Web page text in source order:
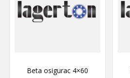
Beta osigurac 4×60